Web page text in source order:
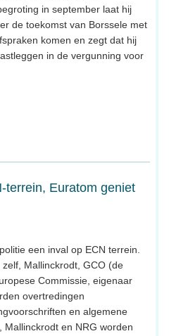
in september laat hij
de toekomst van Borssele met
komen en zegt dat hij
in de vergunning voor
terrein, Euratom geniet
een inval op ECN terrein.
Mallinckrodt, GCO (de
Commissie, eigenaar
overtredingen
en algemene
Mallinckrodt en NRG worden